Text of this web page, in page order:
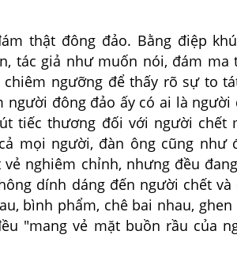
thật đông đảo. Bằng điệp
tác giả như muốn nói, đám ma
ngưỡng để thấy rõ sự to
đông đảo ấy có ai là người
tiếc thương đối với người chết
mọi người, đàn ông cũng như
nghiêm chỉnh, nhưng đều
dính dáng đến người chết và
bình phẩm, chê bai nhau, ghen
"mang vẻ mặt buồn rầu của